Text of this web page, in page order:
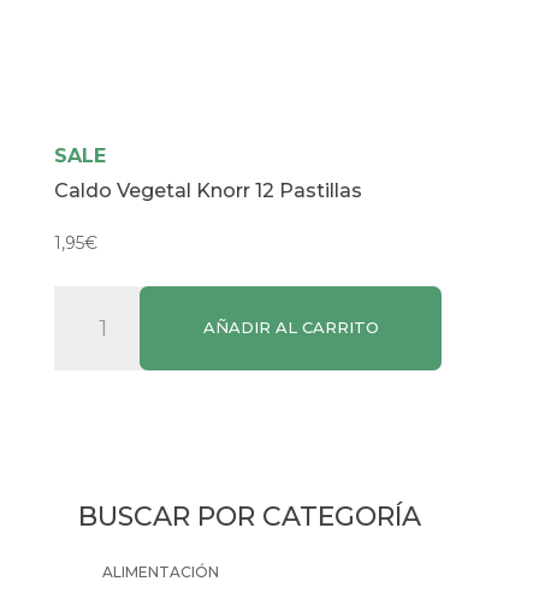
SALE
Caldo Vegetal Knorr 12 Pastillas
1,95€
Vegetal
AÑADIR AL CARRITO
BUSCAR POR CATEGORÍA
ALIMENTACIÓN